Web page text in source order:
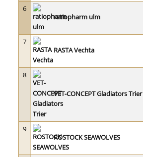
6
ratiopharm ulm
7
RASTA Vechta
8
VET-CONCEPT Gladiators Trier
9
ROSTOCK SEAWOLVES